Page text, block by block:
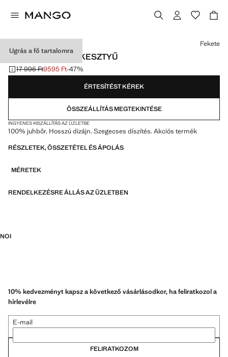
Ugrás a fő tartalomra
SZEGECSES BŐRKESZTYŰ
Kezdeti ár áthúzva [17 995 Ft ]
17 995 Ft
Jelenlegi ár [9595 Ft ]
9595 Ft-47%
Válassz egy színt
Fekete
ÉRTESÍTÉST KÉREK
ÖSSZEÁLLÍTÁS MEGTEKINTÉSE
INGYENES KISZÁLLÍTÁS AZ ÜZLETBE
100% juhbőr. Hosszú dizájn. Szegecses díszítés. Akciós termék
RÉSZLETEK, ÖSSZETÉTEL ÉS ÁPOLÁS
MÉRETEK
RENDELKEZÉSRE ÁLLÁS AZ ÜZLETBEN
NOI
10% kedvezményt kapsz a következő vásárlásodkor, ha feliratkozol a
hírlevélre
E-mail
FELIRATKOZOM